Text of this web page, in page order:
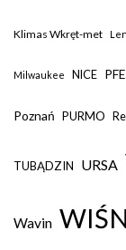
Klimas Wkręt-met
Milwaukee NICE
Poznań PURMO
TUBĄDZIN URSA
Wavin